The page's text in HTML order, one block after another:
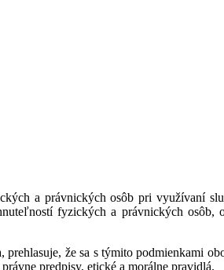
a právnických osôb pri využívaní
fyzických a právnických osôb,
že sa s týmito podmienkami
predpisy, etické a morálne pravidlá.